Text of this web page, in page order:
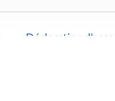
Déclaration